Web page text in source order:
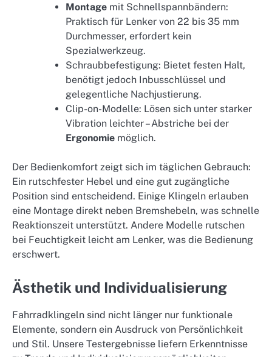
Montage mit Schnellspannbändern:
Praktisch für Lenker von 22 bis 35 mm
Durchmesser, erfordert kein
Spezialwerkzeug.
Schraubbefestigung: Bietet festen Halt,
benötigt jedoch Inbusschlüssel und
gelegentliche Nachjustierung.
Clip-on-Modelle: Lösen sich unter starker
Vibration leichter – Abstriche bei der
Ergonomie möglich.
Der Bedienkomfort zeigt sich im täglichen Gebrauch:
Ein rutschfester Hebel und eine gut zugängliche
Position sind entscheidend. Einige Klingeln erlauben
eine Montage direkt neben Bremshebeln, was schnelle
Reaktionszeit unterstützt. Andere Modelle rutschen
bei Feuchtigkeit leicht am Lenker, was die Bedienung
erschwert.
Ästhetik und Individualisierung
Fahrradklingeln sind nicht länger nur funktionale
Elemente, sondern ein Ausdruck von Persönlichkeit
und Stil. Unsere Testergebnisse liefern Erkenntnisse